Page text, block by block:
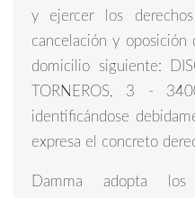
y ejercer los
cancelación y
domicilio siguiente:
TORNEROS, 3 -
identificándose
expresa el concreto
Damma adopta